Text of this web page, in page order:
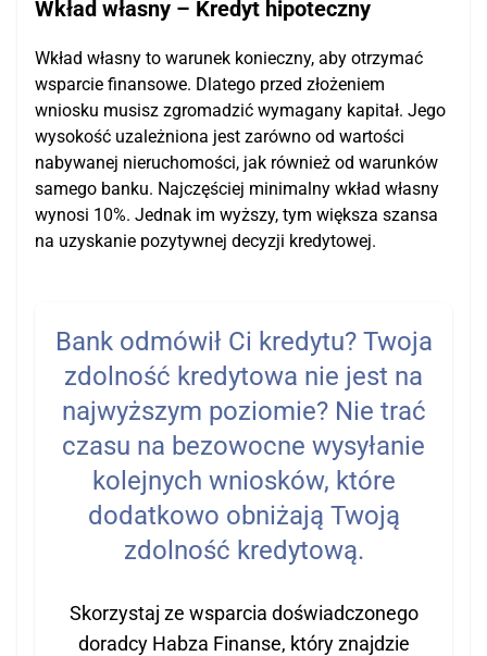
Wkład własny – Kredyt hipoteczny
Wkład własny to warunek konieczny, aby otrzymać
wsparcie finansowe. Dlatego przed złożeniem
wniosku musisz zgromadzić wymagany kapitał. Jego
wysokość uzależniona jest zarówno od wartości
nabywanej nieruchomości, jak również od warunków
samego banku. Najczęściej minimalny wkład własny
wynosi 10%. Jednak im wyższy, tym większa szansa
na uzyskanie pozytywnej decyzji kredytowej.
Bank odmówił Ci kredytu? Twoja
zdolność kredytowa nie jest na
najwyższym poziomie? Nie trać
czasu na bezowocne wysyłanie
kolejnych wniosków, które
dodatkowo obniżają Twoją
zdolność kredytową.
Skorzystaj ze wsparcia doświadczonego
doradcy Habza Finanse, który znajdzie